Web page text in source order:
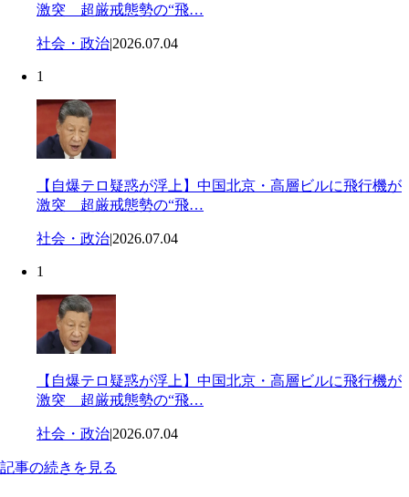
激突 超厳戒態勢の“飛…
社会・政治|2026.07.04
1
【自爆テロ疑惑が浮上】中国北京・高層ビルに飛行機が
激突 超厳戒態勢の“飛…
社会・政治|2026.07.04
1
【自爆テロ疑惑が浮上】中国北京・高層ビルに飛行機が
激突 超厳戒態勢の“飛…
社会・政治|2026.07.04
記事の続きを見る